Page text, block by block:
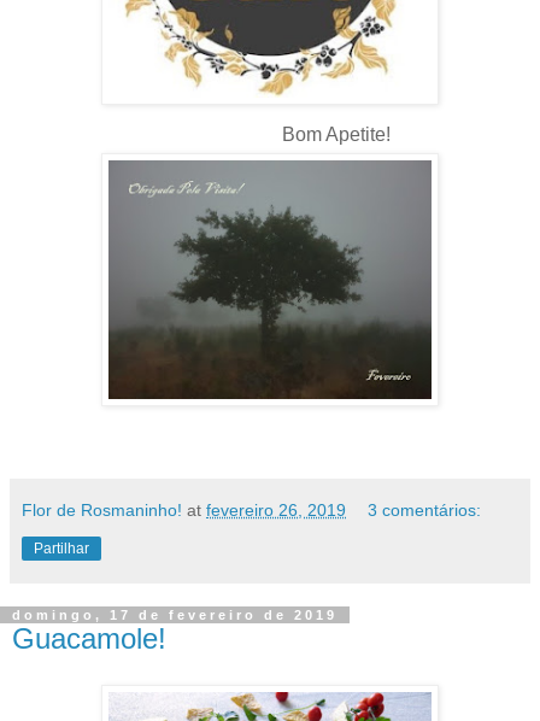
Bom Apetite!
Flor de Rosmaninho! at fevereiro 26, 2019 3 comentários:
Partilhar
domingo, 17 de fevereiro de 2019
Guacamole!